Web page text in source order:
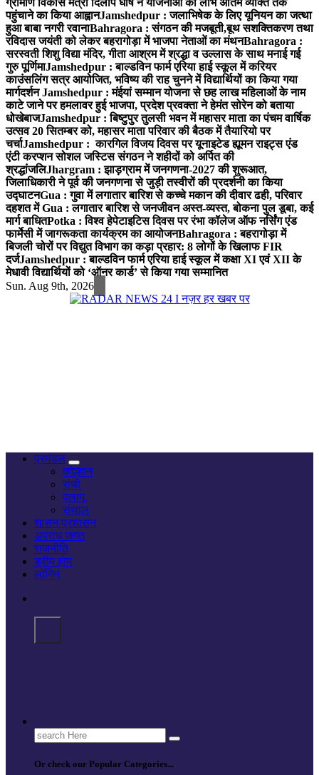
ग्रामीण विकास मंत्री दिलीप घोष ने योजनाओं का लाभ अंतिम व्यक्ति तक
पहुंचाने का किया आह्वानJamshedpur : जलाभिषेक के लिए यूनियन का जत्था
हुआ बाबा नगरी रवानाBahragora : संगठन की मजबूती,बूथ सशक्तिकरण तथा
रविदास जयंती को लेकर बहरागोड़ा में भाजपा नेताओं का मंथनBahragora :
सरस्वती शिशु विद्या मंदिर, गीता आश्रम में श्रद्धा व उल्लास के साथ मनाई गई
गुरु पूर्णिमाJamshedpur : बाल्डविन फार्म एरिया हाई स्कूल में करियर
काउंसलिंग सत्र आयोजित, भविष्य की राह चुनने में विद्यार्थियों का किया गया
मार्गदर्शनJamshedpur : मंईयां सम्मान योजना से छह लाख महिलाओं के नाम
काटे जाने पर हमलावर हुई भाजपा, प्रदेश प्रवक्ता ने हेमंत सोरेन को बताया
धोखेबाजJamshedpur : बिष्टुपुर तुलसी भवन में महासर माता का पंचम वार्षिक
उत्सव 20 सितम्बर को, महासर माता परिवार की बैठक में तैयारियो पर
चर्चाJamshedpur : कारगिल विजय दिवस पर यूनाइटेड ह्यूमन राइट्स एंड
एंटी करप्शन सोशल जस्टिस संगठन ने शहीदों को अर्पित की
श्रद्धांजलिJhargram : झाड़ग्राम में जनगणना-2027 की शुरूआत,
जिलाधिकारी ने पूर्व की जनगणना से जुड़ी तस्वीरों की प्रदर्शनी का किया
उद्घाटनGua : गुवा में लगातार बारिश से कच्चे मकान की दीवार ढही, परिवार
दहशत मेंGua : लगातार बारिश से जनजीवन अस्त-व्यस्त, बोकना पुल डूबा, कई
मार्ग बाधितPotka : विश्व हेपेटाइटिस दिवस पर रंभा कॉलेज ऑफ नर्सिंग एंड
फार्मेसी में जागरूकता कार्यक्रम का आयोजनBahragora : बहरागोड़ा में
बिजली चोरों पर विद्युत विभाग का कड़ा प्रहार: 8 लोगों के खिलाफ FIR
दर्जJamshedpur : बाल्डविन फार्म एरिया हाई स्कूल में कक्षा XI एवं XII के
मेधावी विद्यार्थियों को ‘ऑनर कार्ड’ से किया गया सम्मानित
Sun. Aug 9th, 2026
प्रमंडल
कोल्हान
रांची
पलामू
संथाल
शासन प्रशासन
अपराध जगत
राजनीति
ड्रीम होम
लॉगिन
Search
for:
Or check our Popular Categories...